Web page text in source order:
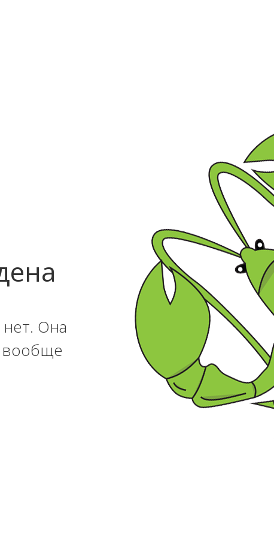
Она
вообще